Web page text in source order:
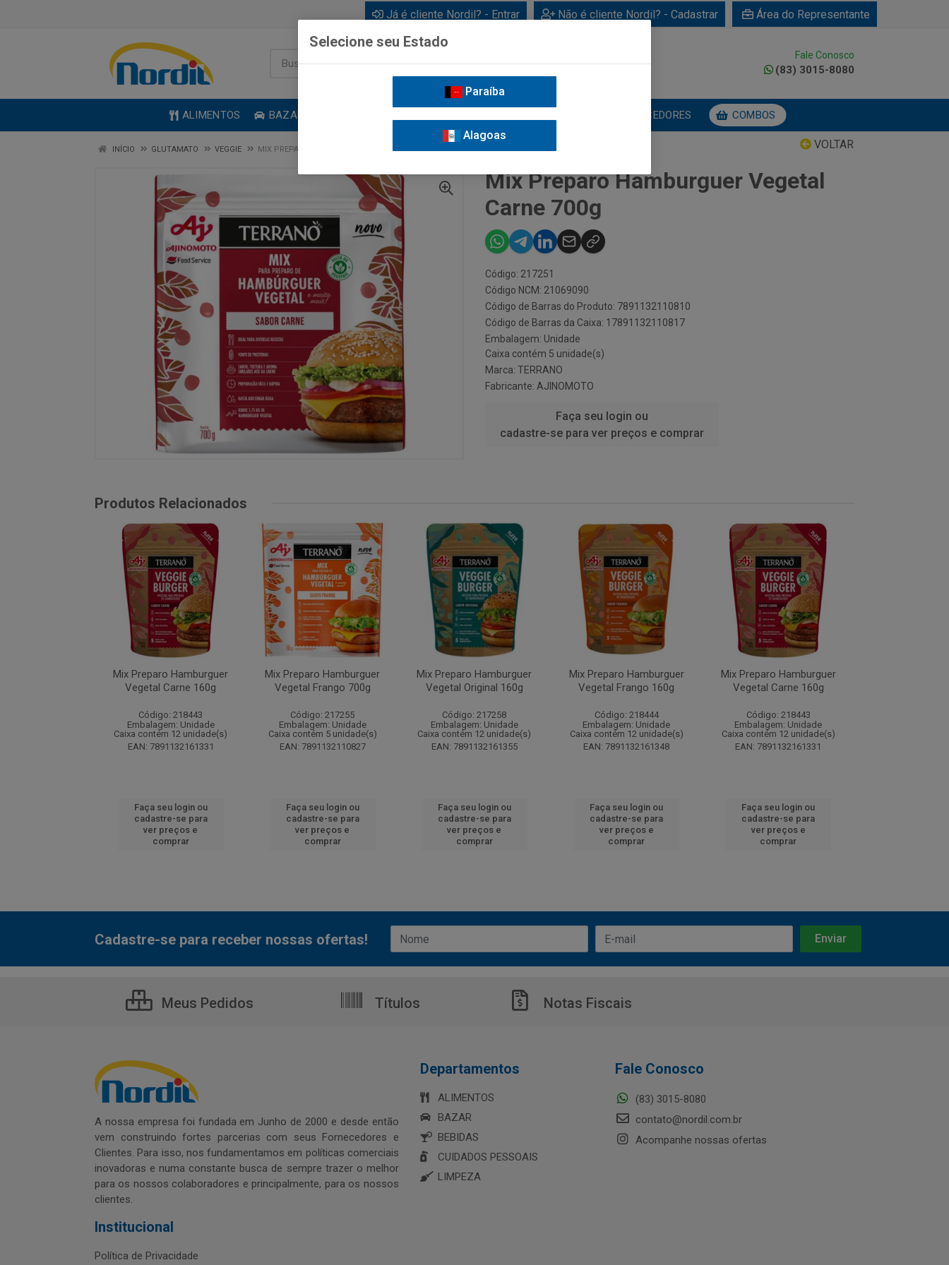
Já é cliente Nordil? - Entrar Não é cliente Nordil? - Cadastrar Área do Representante
Fale Conosco
(83) 3015-8080
ALIMENTOS BAZAR FORNECEDORES COMBOS
VOLTAR
INÍCIO GLUTAMATO VEGGIE MIX PREPARO HAMBURGUER VEGETAL CARNE 700G
Mix Preparo Hamburguer Vegetal
Carne 700g
Código: 217251
Código NCM: 21069090
Código de Barras do Produto: 7891132110810
Código de Barras da Caixa: 17891132110817
Embalagem: Unidade
Caixa contém 5 unidade(s)
Marca: TERRANO
Fabricante: AJINOMOTO
Faça seu login ou
cadastre-se para ver preços e comprar
Produtos Relacionados
Mix Preparo Hamburguer
Vegetal Carne 160g
Código: 218443
Embalagem: Unidade
Caixa contém 12 unidade(s)
EAN: 7891132161331
Faça seu login ou
cadastre-se para
ver preços e
comprar
Mix Preparo Hamburguer
Vegetal Frango 700g
Código: 217255
Embalagem: Unidade
Caixa contém 5 unidade(s)
EAN: 7891132110827
Faça seu login ou
cadastre-se para
ver preços e
comprar
Mix Preparo Hamburguer
Vegetal Original 160g
Código: 217258
Embalagem: Unidade
Caixa contém 12 unidade(s)
EAN: 7891132161355
Faça seu login ou
cadastre-se para
ver preços e
comprar
Mix Preparo Hamburguer
Vegetal Frango 160g
Código: 218444
Embalagem: Unidade
Caixa contém 12 unidade(s)
EAN: 7891132161348
Faça seu login ou
cadastre-se para
ver preços e
comprar
Mix Preparo Hamburguer
Vegetal Carne 160g
Código: 218443
Embalagem: Unidade
Caixa contém 12 unidade(s)
EAN: 7891132161331
Faça seu login ou
cadastre-se para
ver preços e
comprar
Cadastre-se para receber nossas ofertas!
Meus Pedidos Títulos Notas Fiscais
A nossa empresa foi fundada em Junho de 2000 e desde então
vem construindo fortes parcerias com seus Fornecedores e
Clientes. Para isso, nos fundamentamos em políticas comerciais
inovadoras e numa constante busca de sempre trazer o melhor
para os nossos colaboradores e principalmente, para os nossos
clientes.
Institucional
Política de Privacidade
Departamentos
ALIMENTOS
BAZAR
BEBIDAS
CUIDADOS PESSOAIS
LIMPEZA
Fale Conosco
(83) 3015-8080
contato@nordil.com.br
Acompanhe nossas ofertas
Selecione seu Estado
Paraíba
Alagoas